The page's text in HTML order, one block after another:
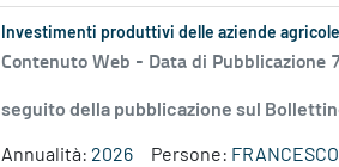
Investimenti produttivi delle aziende
Contenuto Web - Data di Pubblicazione
seguito della pubblicazione sul
Annualità: 2026 Persone: